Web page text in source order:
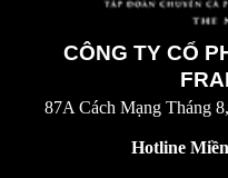
CÔNG TY CỔ
87A Cách Mạng Tháng
Hotline